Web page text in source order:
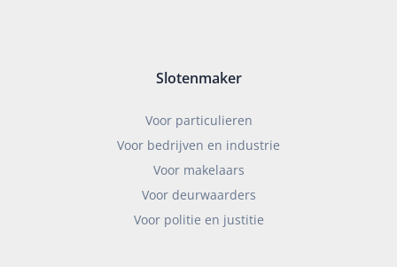
Slotenmaker
Voor particulieren
Voor bedrijven en industrie
Voor makelaars
Voor deurwaarders
Voor politie en justitie